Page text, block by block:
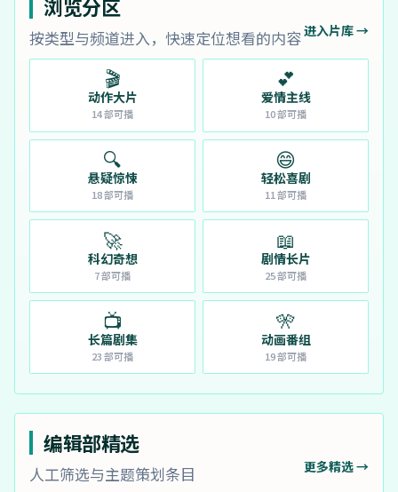
浏览分区
按类型与频道进入，快速定位想看的内容进入片库 →
🎬
动作大片
14部可播
💕
爱情主线
10部可播
🔍
悬疑惊悚
18部可播
😄
轻松喜剧
11部可播
🚀
科幻奇想
7部可播
📖
剧情长片
25部可播
📺
长篇剧集
23部可播
🎌
动画番组
19部可播
编辑部精选
人工筛选与主题策划条目 更多精选 →